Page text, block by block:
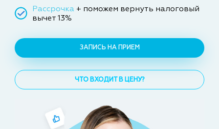
Рассрочка + поможем вернуть налоговый
вычет 13%
ЗАПИСЬ НА ПРИЕМ
ЧТО ВХОДИТ В ЦЕНУ?